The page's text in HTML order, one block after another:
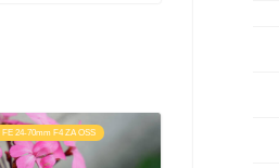
24-70mm F4 ZA OSS